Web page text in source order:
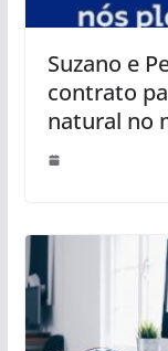
Suzano e
contrato
natural no